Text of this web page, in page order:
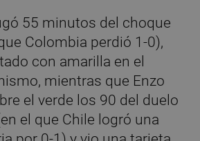
55 minutos del choque
Colombia perdió 1-0),
con amarilla en el
mientras que Enzo
el verde los 90 del duelo
el que Chile logró una